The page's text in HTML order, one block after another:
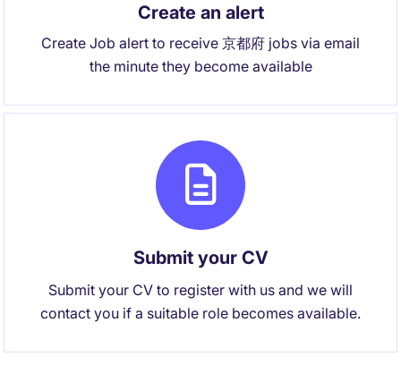
Create an alert
Create Job alert to receive 京都府 jobs via email
the minute they become available
Submit your CV
Submit your CV to register with us and we will
contact you if a suitable role becomes available.